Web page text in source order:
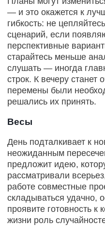
— и это окажется к
гибкость: не
сценарий, если
перспективные
старайтесь меньше
слушать — иногда
строк. К вечеру станет
перемены были
решались их принять.
Весы
День подталкивает к
неожиданным
предложит идею,
рассматривали
работе совместные
складываться удачно,
проявите готовность
жизни роль